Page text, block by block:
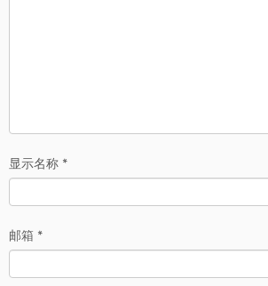
显示名称 *
邮箱 *